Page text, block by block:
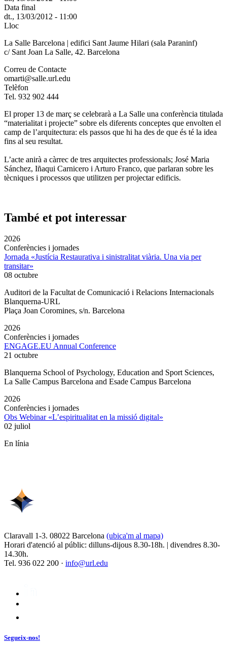
Data final
dt., 13/03/2012 - 11:00
Lloc
La Salle Barcelona | edifici Sant Jaume Hilari (sala Paraninf)
c/ Sant Joan La Salle, 42. Barcelona
Correu de Contacte
omarti@salle.url.edu
Telèfon
Tel. 932 902 444
El proper 13 de març se celebrarà a La Salle una conferència titulada
“materialitat i projecte” sobre els diferents conceptes que envolten el
camp de l’arquitectura: els passos que hi ha des de que és té la idea
fins al seu resultat.
L’acte anirà a càrrec de tres arquitectes professionals; José Maria
Sánchez, Iñaqui Carnicero i Arturo Franco, que parlaran sobre les
tècniques i processos que utilitzen per projectar edificis.
També et pot interessar
2026
Conferències i jornades
Jornada «Justícia Restaurativa i sinistralitat viària. Una via per
transitar»
08 octubre
Auditori de la Facultat de Comunicació i Relacions Internacionals
Blanquerna-URL
Plaça Joan Coromines, s/n. Barcelona
2026
Conferències i jornades
ENGAGE.EU Annual Conference
21 octubre
Blanquerna School of Psychology, Education and Sport Sciences,
La Salle Campus Barcelona and Esade Campus Barcelona
2026
Conferències i jornades
Obs Webinar «L’espiritualitat en la missió digital»
02 juliol
En línia
Claravall 1-3. 08022 Barcelona (ubica'm al mapa)
Horari d'atenció al públic: dilluns-dijous 8.30-18h. | divendres 8.30-
14.30h.
Tel. 936 022 200 · info@url.edu
Segueix-nos!